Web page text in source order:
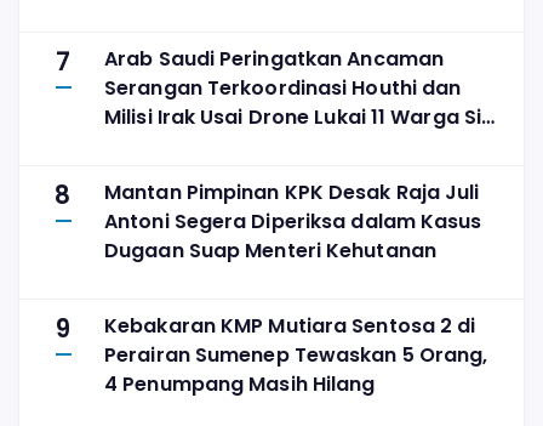
7
Arab Saudi Peringatkan Ancaman
Serangan Terkoordinasi Houthi dan
Milisi Irak Usai Drone Lukai 11 Warga Sipil
8
Mantan Pimpinan KPK Desak Raja Juli
Antoni Segera Diperiksa dalam Kasus
Dugaan Suap Menteri Kehutanan
9
Kebakaran KMP Mutiara Sentosa 2 di
Perairan Sumenep Tewaskan 5 Orang,
4 Penumpang Masih Hilang